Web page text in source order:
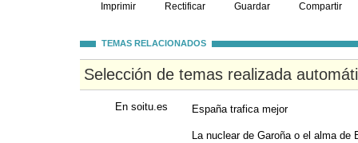
Imprimir Rectificar Guardar Compartir
TEMAS RELACIONADOS
Selección de temas realizada
En soitu.es España trafica mejor
La nuclear de Garoña o el alma